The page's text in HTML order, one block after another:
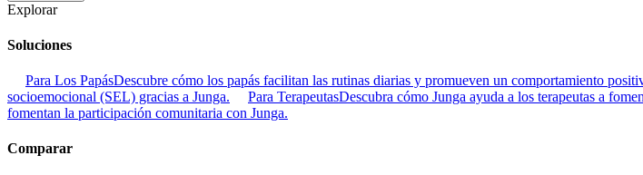
Explorar
Soluciones
Para Los PapásDescubre cómo los papás facilitan las rutinas diarias y promueven un comportamiento
socioemocional (SEL) gracias a Junga.
Para TerapeutasDescubra cómo Junga ayuda a los terapeutas a
fomentan la participación comunitaria con Junga.
Comparar